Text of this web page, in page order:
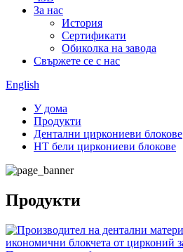
За нас
История
Сертификати
Обиколка на завода
Свържете се с нас
English
У дома
Продукти
Дентални циркониеви блокове
HT бели циркониеви блокове
Продукти